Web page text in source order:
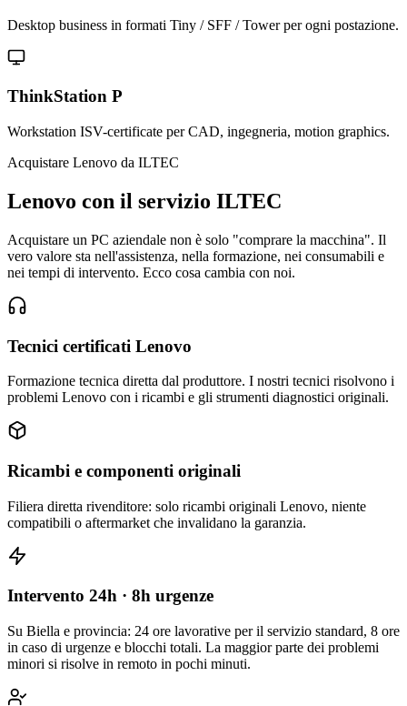
Desktop business in formati Tiny / SFF / Tower per ogni postazione.
ThinkStation P
Workstation ISV-certificate per CAD, ingegneria, motion graphics.
Acquistare Lenovo da ILTEC
Lenovo con il servizio ILTEC
Acquistare un PC aziendale non è solo "comprare la macchina". Il
vero valore sta nell'assistenza, nella formazione, nei consumabili e
nei tempi di intervento. Ecco cosa cambia con noi.
Tecnici certificati Lenovo
Formazione tecnica diretta dal produttore. I nostri tecnici risolvono i
problemi Lenovo con i ricambi e gli strumenti diagnostici originali.
Ricambi e componenti originali
Filiera diretta rivenditore: solo ricambi originali Lenovo, niente
compatibili o aftermarket che invalidano la garanzia.
Intervento 24h · 8h urgenze
Su Biella e provincia: 24 ore lavorative per il servizio standard, 8 ore
in caso di urgenze e blocchi totali. La maggior parte dei problemi
minori si risolve in remoto in pochi minuti.